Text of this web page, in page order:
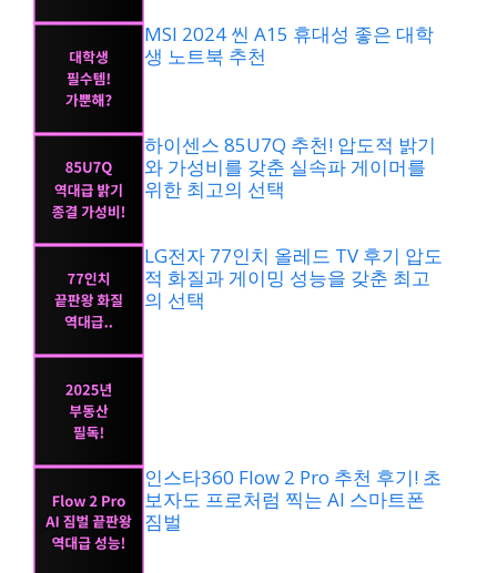
MSI 2024 씬 A15 휴대성 좋은 대학
생 노트북 추천
하이센스 85U7Q 추천! 압도적 밝기
와 가성비를 갖춘 실속파 게이머를
위한 최고의 선택
LG전자 77인치 올레드 TV 후기 압도
적 화질과 게이밍 성능을 갖춘 최고
의 선택
인스타360 Flow 2 Pro 추천 후기! 초
보자도 프로처럼 찍는 AI 스마트폰
짐벌